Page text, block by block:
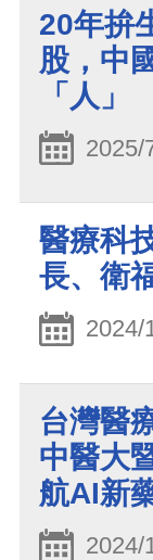
20年拚
股，中
「人」
2025/
醫療科
長、衛
2024/
台灣醫
中醫大
航AI新
2024/